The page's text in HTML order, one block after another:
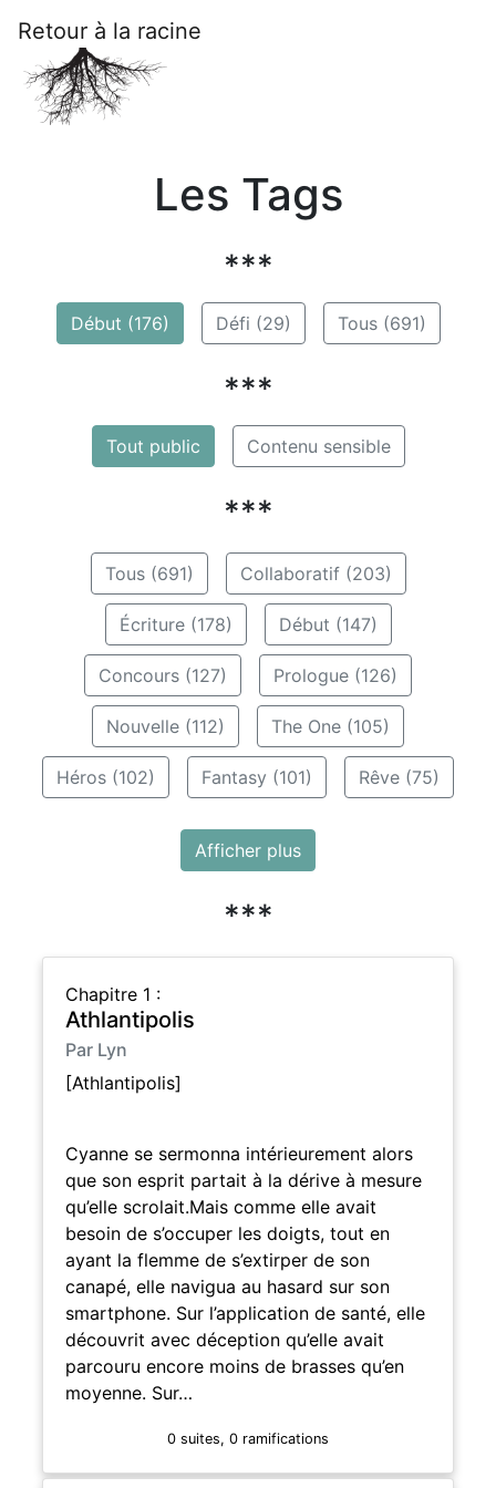
Retour à la racine
Les Tags
***
Début (176) Défi (29) Tous (691)
***
Tout public Contenu sensible
***
Tous (691) Collaboratif (203)
Écriture (178) Début (147)
Concours (127) Prologue (126)
Nouvelle (112) The One (105)
Héros (102) Fantasy (101) Rêve (75)
Afficher plus
***
Chapitre 1 :
Athlantipolis
Par Lyn
[Athlantipolis]
Cyanne se sermonna intérieurement alors
que son esprit partait à la dérive à mesure
qu’elle scrolait.Mais comme elle avait
besoin de s’occuper les doigts, tout en
ayant la flemme de s’extirper de son
canapé, elle navigua au hasard sur son
smartphone. Sur l’application de santé, elle
découvrit avec déception qu’elle avait
parcouru encore moins de brasses qu’en
moyenne. Sur…
0 suites, 0 ramifications